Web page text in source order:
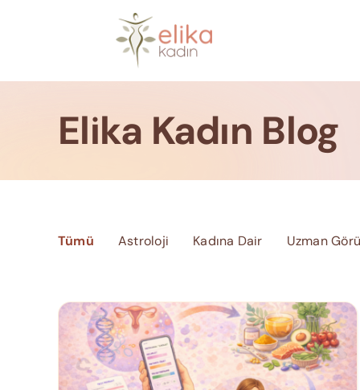
Elika Kadın Blog
Tümü Astroloji Kadına Dair Uzman